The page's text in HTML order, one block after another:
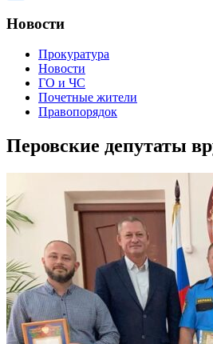
Новости
Прокуратура
Новости
ГО и ЧС
Почетные жители
Правопорядок
Перовские депутаты